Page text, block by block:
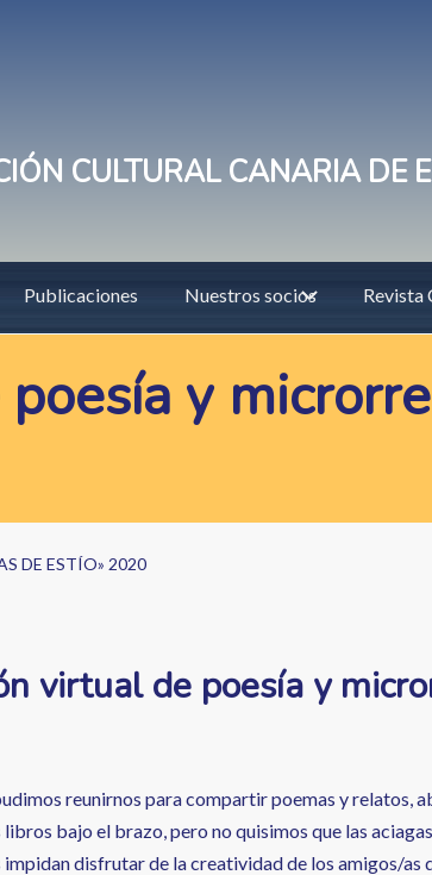
CULTURAL CANARIA DE
Publicaciones Nuestros socios Revista
y
DE ESTÍO» 2020
virtual de poesía y
reunirnos para compartir poemas y relatos,
libros bajo el brazo, pero no quisimos que las
impidan disfrutar de la creatividad de los amigos/as